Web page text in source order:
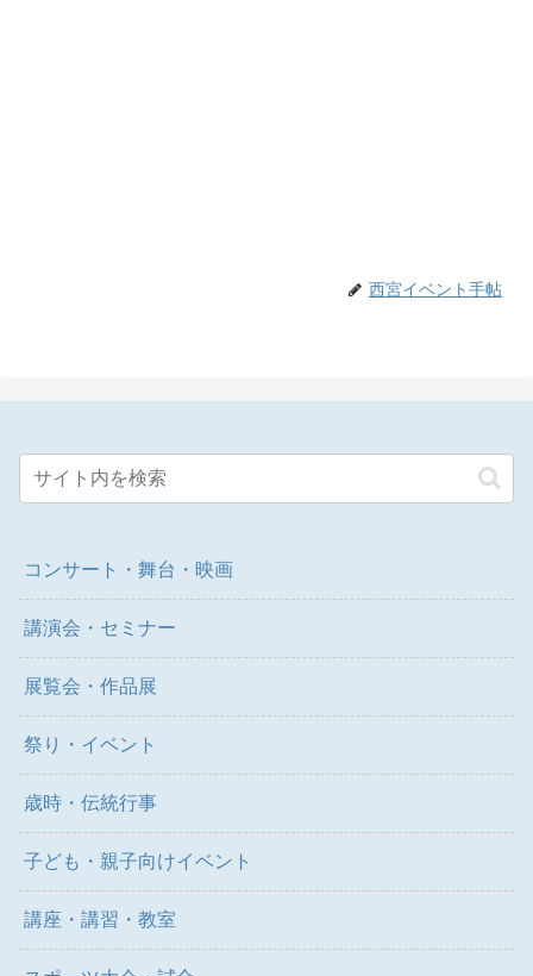
西宮イベント手帖
コンサート・舞台・映画
講演会・セミナー
展覧会・作品展
祭り・イベント
歳時・伝統行事
子ども・親子向けイベント
講座・講習・教室